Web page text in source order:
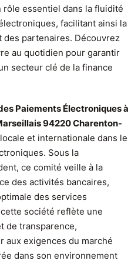
rôle essentiel dans la fluidité
facilitant ainsi la
partenaires. Découvrez
au quotidien pour garantir
secteur clé de la finance
Paiements Électroniques à
94220 Charenton-
et internationale dans le
Sous la
ce comité veille à la
des activités bancaires,
des services
société reflète une
de transparence,
aux exigences du marché
dans son environnement